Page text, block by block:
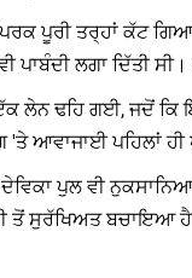
ਪੂਰੀ ਤਰ੍ਹਾਂ ਕੱਟ
ਪਾਬੰਦੀ ਲਗਾ ਦਿੱਤੀ
ਲੇਨ ਢਹਿ ਗਈ, ਜਦੋਂ
ਆਵਾਜਾਈ ਪਹਿਲਾਂ ਹੀ
ਪੁਲ ਵੀ
ਤੋਂ ਸੁਰੱਖਿਅਤ ਬਚਾਇਆ